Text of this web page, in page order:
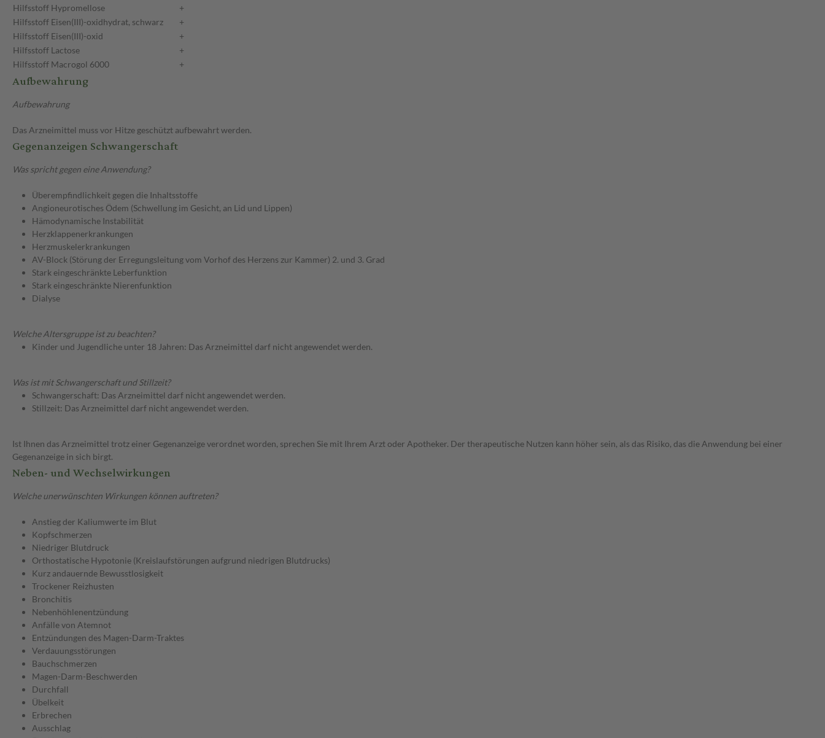
Hilfsstoff Hypromellose
+
Hilfsstoff Eisen(III)-oxidhydrat, schwarz
+
Hilfsstoff Eisen(III)-oxid
+
Hilfsstoff Lactose
+
Hilfsstoff Macrogol 6000 +
Aufbewahrung
Aufbewahrung
Das Arzneimittel muss vor Hitze geschützt aufbewahrt werden.
Gegenanzeigen Schwangerschaft
Was spricht gegen eine Anwendung?
Überempfindlichkeit gegen die Inhaltsstoffe
Angioneurotisches Ödem (Schwellung im Gesicht, an Lid und Lippen)
Hämodynamische Instabilität
Herzklappenerkrankungen
Herzmuskelerkrankungen
AV-Block (Störung der Erregungsleitung vom Vorhof des Herzens zur Kammer) 2. und 3. Grad
Stark eingeschränkte Leberfunktion
Stark eingeschränkte Nierenfunktion
Dialyse
Welche Altersgruppe ist zu beachten?
Kinder und Jugendliche unter 18 Jahren: Das Arzneimittel darf nicht angewendet werden.
Was ist mit Schwangerschaft und Stillzeit?
Schwangerschaft: Das Arzneimittel darf nicht angewendet werden.
Stillzeit: Das Arzneimittel darf nicht angewendet werden.
Ist Ihnen das Arzneimittel trotz einer Gegenanzeige verordnet worden, sprechen Sie mit Ihrem Arzt oder Apotheker. Der therapeutische Nutzen kann höher sein, als das Risiko, das die Anwendung bei einer
Gegenanzeige in sich birgt.
Neben- und Wechselwirkungen
Welche unerwünschten Wirkungen können auftreten?
Anstieg der Kaliumwerte im Blut
Kopfschmerzen
Niedriger Blutdruck
Orthostatische Hypotonie (Kreislaufstörungen aufgrund niedrigen Blutdrucks)
Kurz andauernde Bewusstlosigkeit
Trockener Reizhusten
Bronchitis
Nebenhöhlenentzündung
Anfälle von Atemnot
Entzündungen des Magen-Darm-Traktes
Verdauungsstörungen
Bauchschmerzen
Magen-Darm-Beschwerden
Durchfall
Übelkeit
Erbrechen
Ausschlag